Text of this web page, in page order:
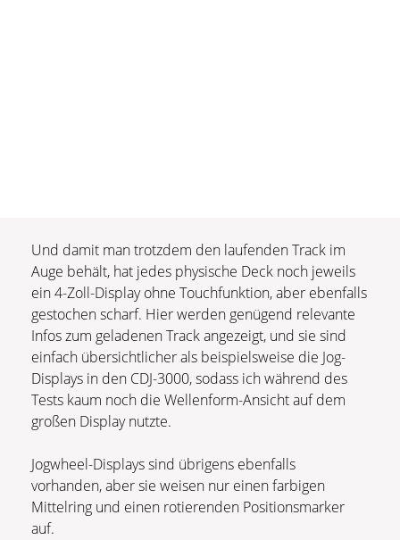
Und damit man trotzdem den laufenden Track im
Auge behält, hat jedes physische Deck noch jeweils
ein 4-Zoll-Display ohne Touchfunktion, aber ebenfalls
gestochen scharf. Hier werden genügend relevante
Infos zum geladenen Track angezeigt, und sie sind
einfach übersichtlicher als beispielsweise die Jog-
Displays in den CDJ-3000, sodass ich während des
Tests kaum noch die Wellenform-Ansicht auf dem
großen Display nutzte.
Jogwheel-Displays sind übrigens ebenfalls
vorhanden, aber sie weisen nur einen farbigen
Mittelring und einen rotierenden Positionsmarker
auf.